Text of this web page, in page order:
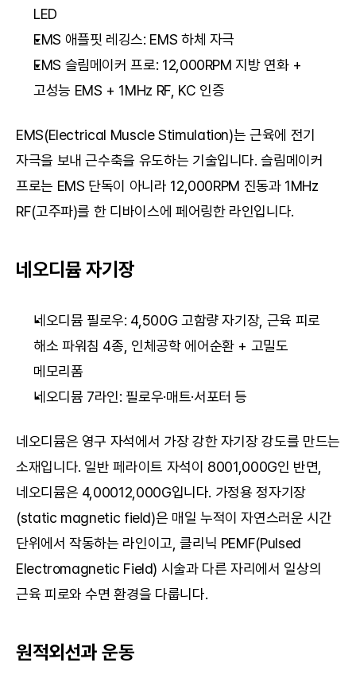
LED
EMS 애플핏 레깅스: EMS 하체 자극
EMS 슬림메이커 프로: 12,000RPM 지방 연화 +
고성능 EMS + 1MHz RF, KC 인증
EMS(Electrical Muscle Stimulation)는 근육에 전기
자극을 보내 근수축을 유도하는 기술입니다. 슬림메이커
프로는 EMS 단독이 아니라 12,000RPM 진동과 1MHz
RF(고주파)를 한 디바이스에 페어링한 라인입니다.
네오디뮴 자기장
네오디뮴 필로우: 4,500G 고함량 자기장, 근육 피로
해소 파워침 4종, 인체공학 에어순환 + 고밀도
메모리폼
네오디뮴 7라인: 필로우·매트·서포터 등
네오디뮴은 영구 자석에서 가장 강한 자기장 강도를 만드는
소재입니다. 일반 페라이트 자석이 8001,000G인 반면,
네오디뮴은 4,00012,000G입니다. 가정용 정자기장
(static magnetic field)은 매일 누적이 자연스러운 시간
단위에서 작동하는 라인이고, 클리닉 PEMF(Pulsed
Electromagnetic Field) 시술과 다른 자리에서 일상의
근육 피로와 수면 환경을 다룹니다.
원적외선과 운동